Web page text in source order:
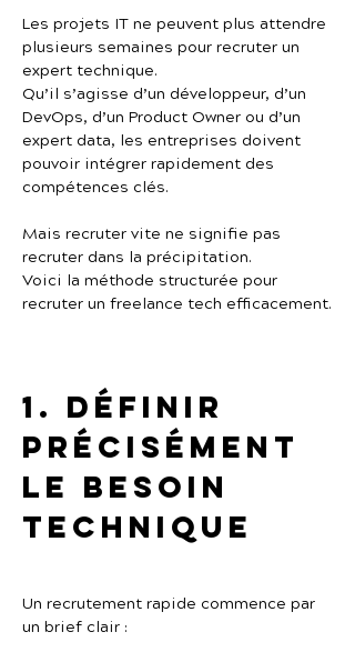
Les projets IT ne peuvent plus attendre
plusieurs semaines pour recruter un
expert technique.
Qu’il s’agisse d’un développeur, d’un
DevOps, d’un Product Owner ou d’un
expert data, les entreprises doivent
pouvoir intégrer rapidement des
compétences clés.
Mais recruter vite ne signifie pas
recruter dans la précipitation.
Voici la méthode structurée pour
recruter un freelance tech efficacement.
1. Définir
précisément
le besoin
technique
Un recrutement rapide commence par
un brief clair :